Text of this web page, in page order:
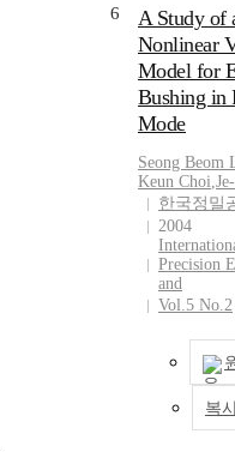
analyzed.
could be
dynamic
bushing.
bushings are
dependent on
and
force as well
load, but
responses are
The dynamic
loss angle of
bushing are a
purpose
significant to
relation
parameter of
structure and
functions.
stage of a
with one
6
A Study of
Nonlinear
Model for
Bushing in
Mode
Seong Beom
Keun Choi,
한국정밀
2004
Precision
and
Vol.5 No.2
복